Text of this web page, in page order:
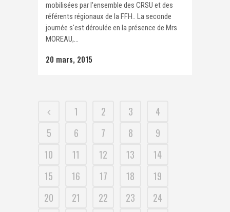
mobilisées par l'ensemble des CRSU et des
référents régionaux de la FFH.. La seconde
journée s'est déroulée en la présence de Mrs
MOREAU,...
20 mars, 2015
1 2 3
4
5
6 7 8
9
10
11 12 13
14
15
16 17 18
19
20
21 22 23
24